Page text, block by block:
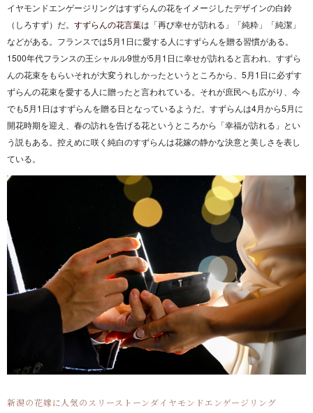
イヤモンドエンゲージリングはすずらんの花をイメージしたデザインの白鈴
（しろすず）だ。 すずらんの花言葉は「再び幸せが訪れる」「純粋」「純潔」
などがある。フランスでは5月1日に愛する人にすずらんを贈る習慣がある。
1500年代フランスの王シャルル9世が5月1日に幸せが訪れると言われ、すずら
んの花束をもらいそれが大変うれしかったというところから、5月1日に必ずす
ずらんの花束を愛する人に贈ったと言われている。それが庶民へも広がり、今
でも5月1日はすずらんを贈る日となっているようだ。すずらんは4月から5月に
開花時期を迎え、春の訪れを告げる花というところから「幸福が訪れる」とい
う説もある。控えめに咲く純白のすずらんは花嫁の静かな決意と美しさを表し
ている。
新潟の花嫁に人気のスリーストーンダイヤモンドエンゲージリング